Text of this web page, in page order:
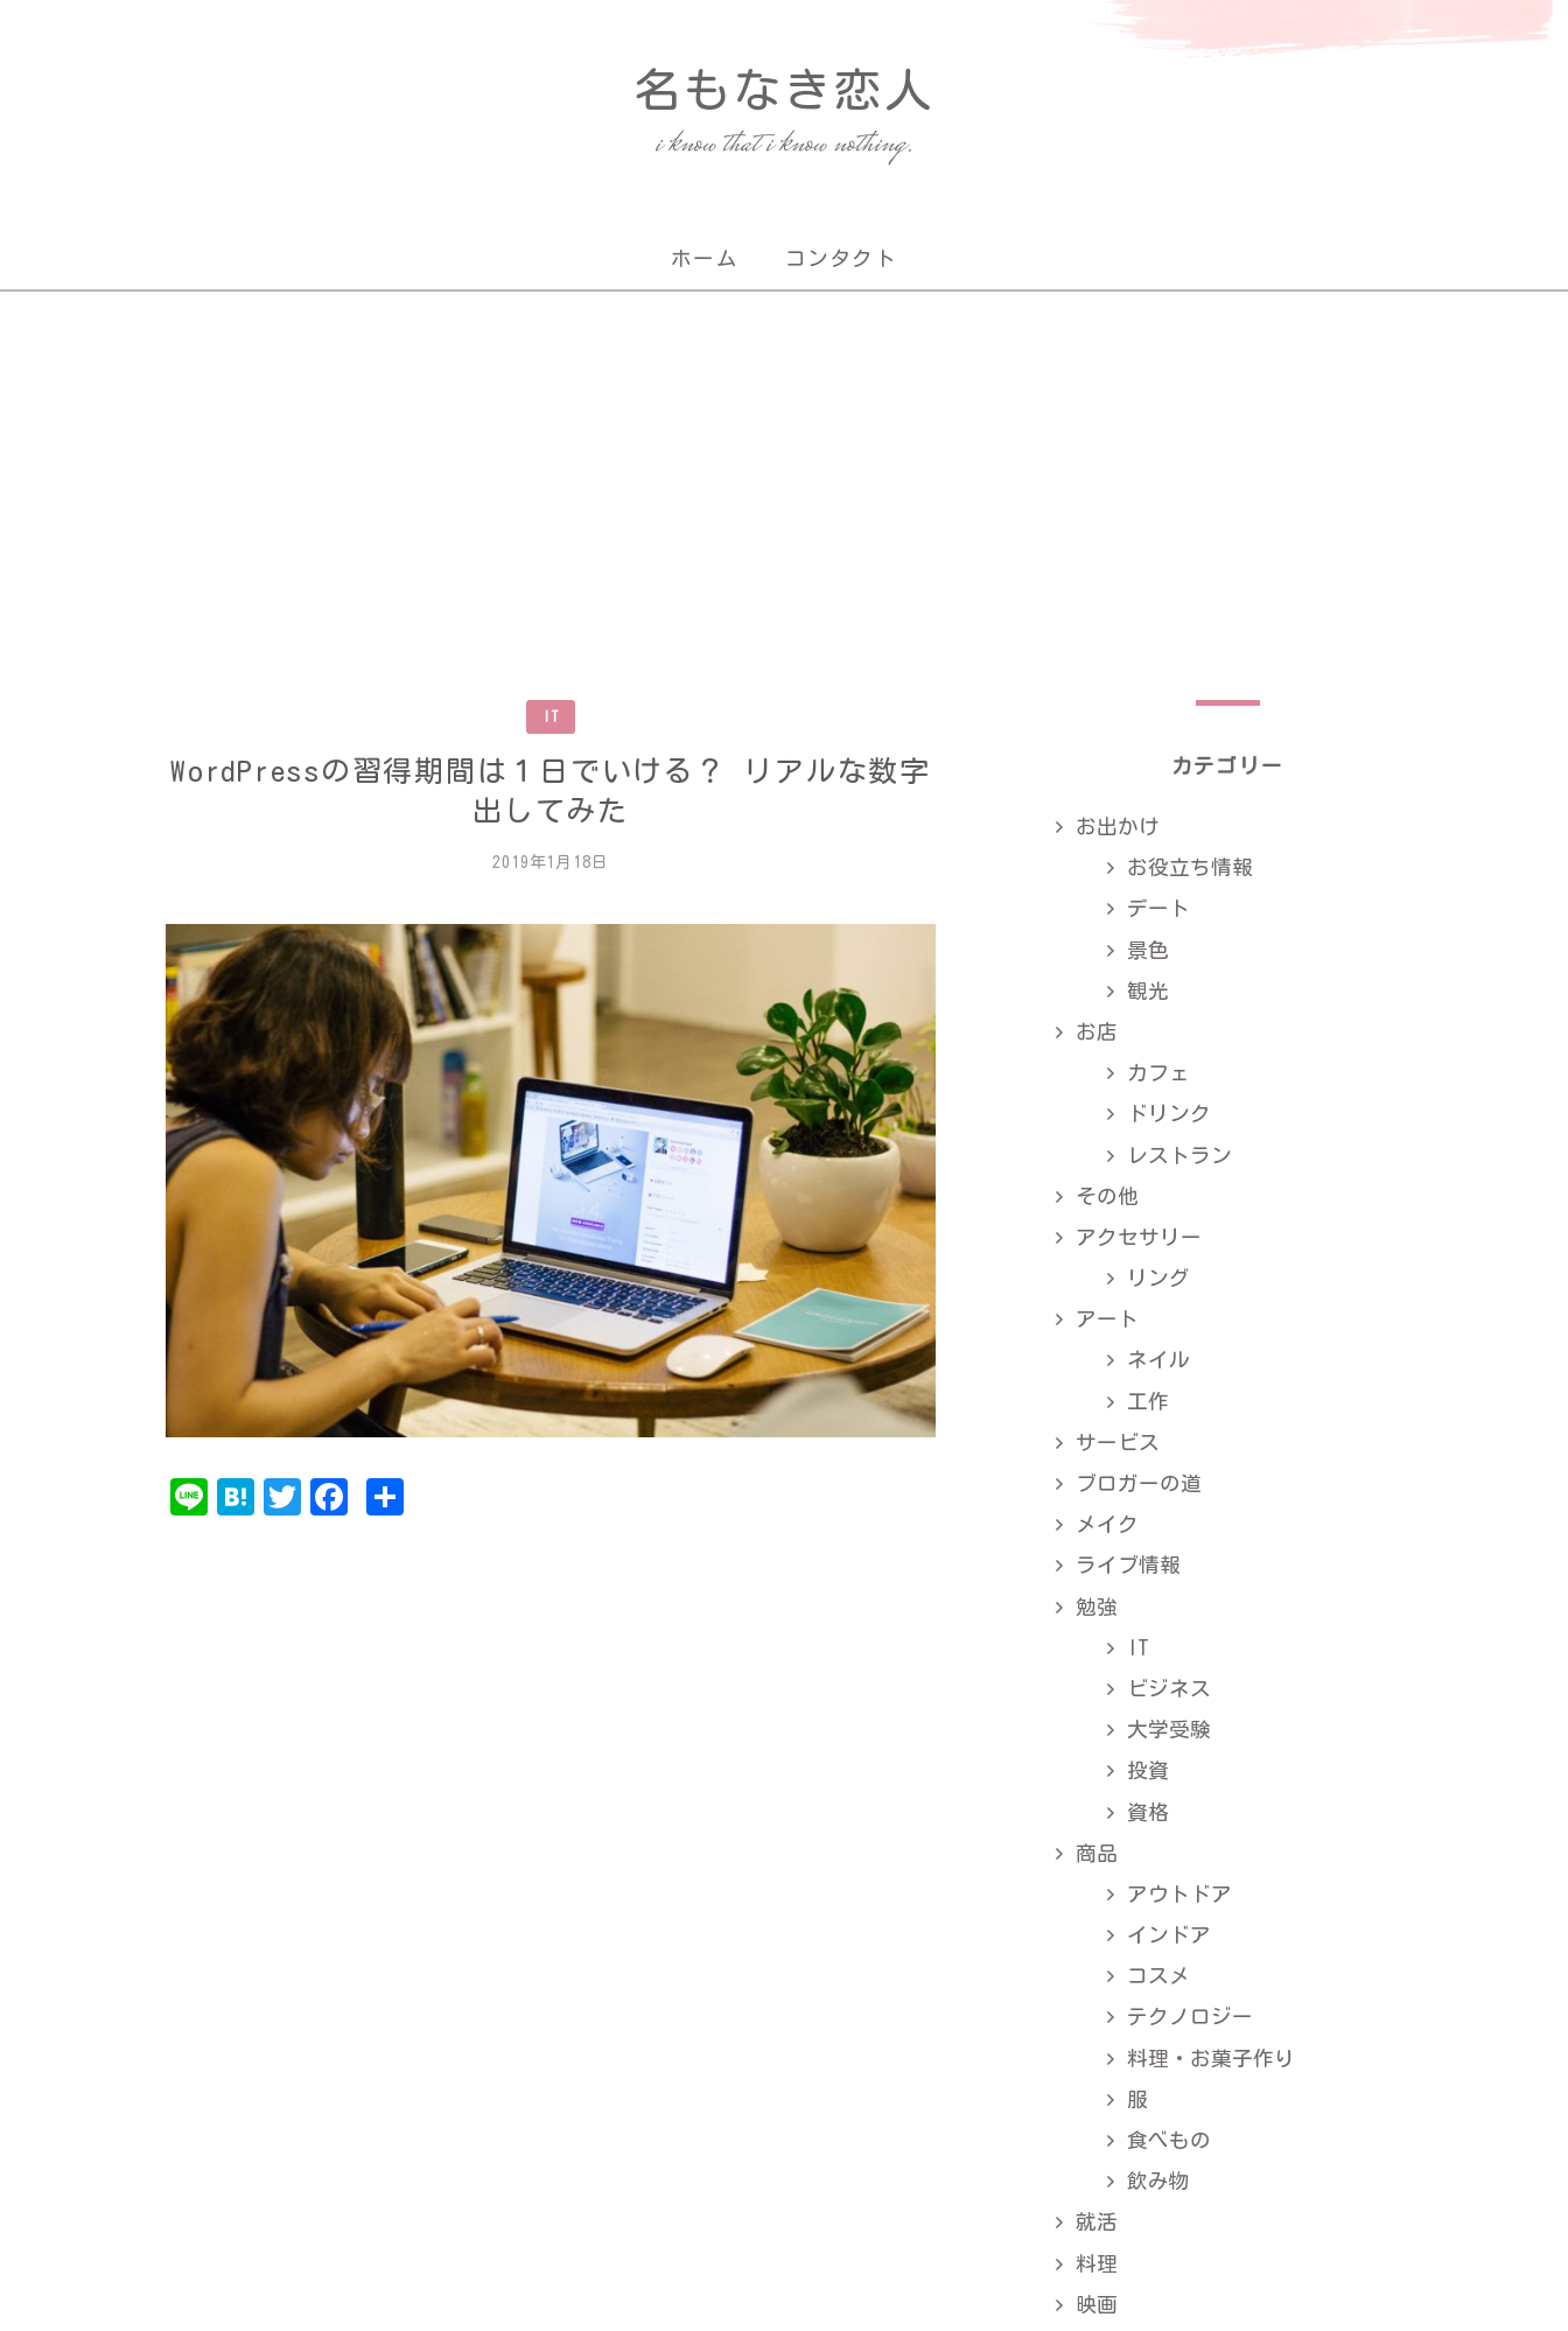
名もなき恋人
i know that i know nothing.
ホーム コンタクト
IT
WordPressの習得期間は１日でいける？ リアルな数字
出してみた
2019年1月18日
Li
Ha
T
Fa
カテゴリー
お出かけ
お役立ち情報
デート
景色
観光
お店
カフェ
ドリンク
レストラン
その他
アクセサリー
リング
アート
ネイル
工作
サービス
ブロガーの道
メイク
ライブ情報
勉強
IT
ビジネス
大学受験
投資
資格
商品
アウトドア
インドア
コスメ
テクノロジー
料理・お菓子作り
服
食べもの
飲み物
就活
料理
映画